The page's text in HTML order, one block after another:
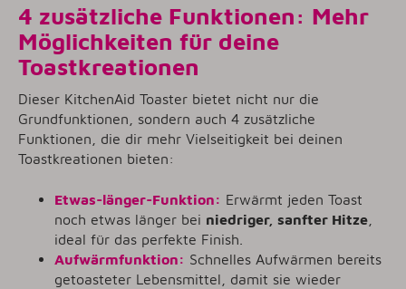
4 zusätzliche Funktionen: Mehr
Möglichkeiten für deine
Toastkreationen
Dieser KitchenAid Toaster bietet nicht nur die
Grundfunktionen, sondern auch 4 zusätzliche
Funktionen, die dir mehr Vielseitigkeit bei deinen
Toastkreationen bieten:
Etwas-länger-Funktion: Erwärmt jeden Toast
noch etwas länger bei niedriger, sanfter Hitze
ideal für das perfekte Finish.
Aufwärmfunktion: Schnelles Aufwärmen bereits
getoasteter Lebensmittel, damit sie wieder